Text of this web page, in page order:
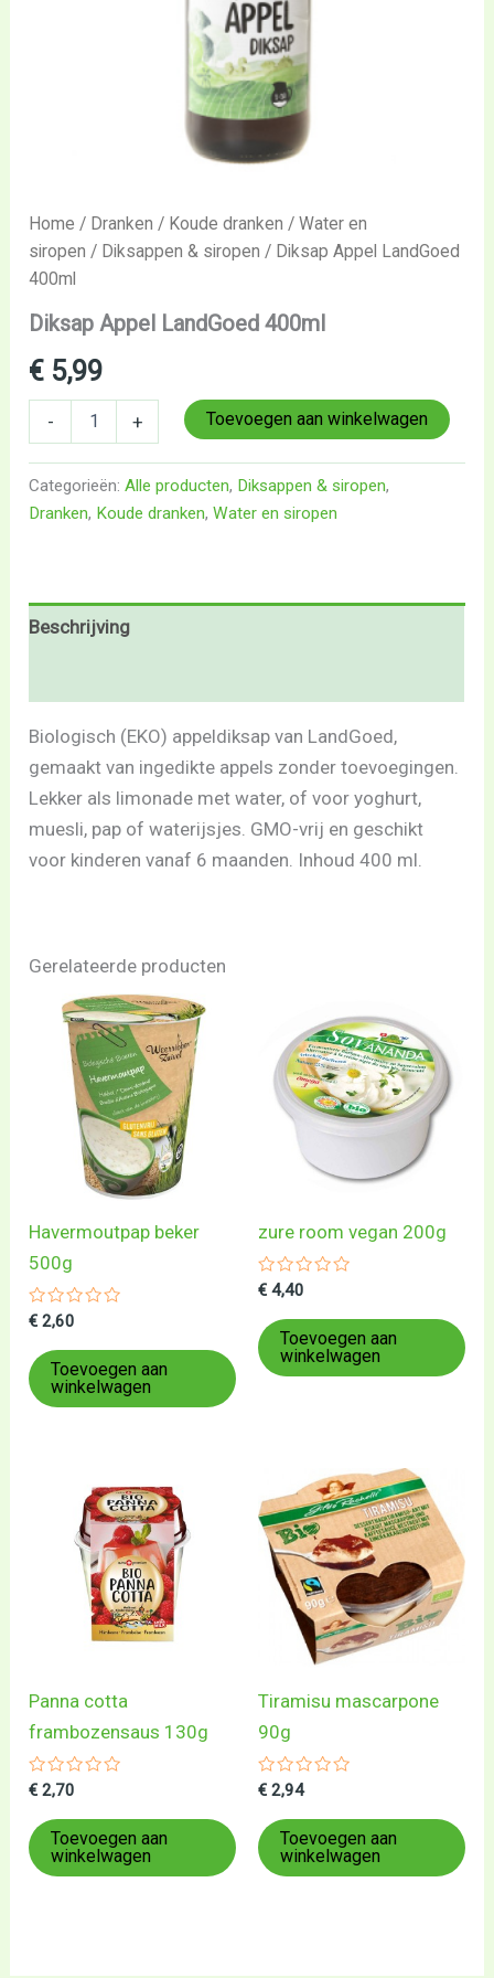
Home / Dranken / Koude dranken /Water en
siropen / Diksappen & siropen / Diksap Appel LandGoed
400ml
Diksap Appel LandGoed 400ml
€ 5,99
- + Toevoegen aan winkelwagen
Categorieën:Alle producten, Diksappen & siropen,
Dranken, Koude dranken,Water en siropen
Beschrijving
Biologisch (EKO) appeldiksap van LandGoed,
gemaakt van ingedikte appels zonder toevoegingen.
Lekker als limonade met water, of voor yoghurt,
muesli, pap of waterijsjes. GMO-vrij en geschikt
voor kinderen vanaf 6 maanden. Inhoud 400 ml.
Gerelateerde producten
Havermoutpap beker
500g
Gewaardeerd
uit
5
€ 2,60
Toevoegen aan
winkelwagen
zure room vegan 200g
Gewaardeerd
uit
5
€ 4,40
Toevoegen aan
winkelwagen
Panna cotta
frambozensaus 130g
Gewaardeerd
uit
5
€ 2,70
Toevoegen aan
winkelwagen
Tiramisu mascarpone
90g
Gewaardeerd
uit
5
€ 2,94
Toevoegen aan
winkelwagen